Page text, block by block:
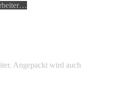
Angepackt wird auch